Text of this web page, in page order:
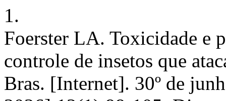
1.
Foerster LA. Toxicidade e
controle de insetos que
Bras. [Internet]. 30º de